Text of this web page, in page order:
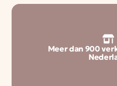
Meer dan 900